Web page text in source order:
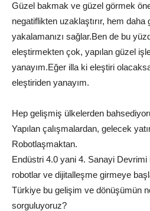
Güzel bakmak ve güzel görmek
negatiflikten uzaklaştırır, hem daha
yakalamanızı sağlar.Ben de bu
eleştirmekten çok, yapılan güzel
yanayım.Eğer illa ki eleştiri olacaksa
eleştiriden yanayım.
Hep gelişmiş ülkelerden
Yapılan çalışmalardan, gelecek
Robotlaşmaktan.
Endüstri 4.0 yani 4. Sanayi Devrimi
robotlar ve dijitalleşme girmeye
Türkiye bu gelişim ve dönüşümün
sorguluyoruz?